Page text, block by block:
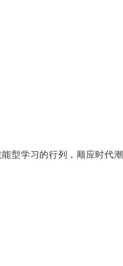
型学习的行列，顺应时代潮